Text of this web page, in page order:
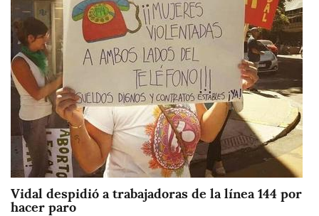
Vidal despidió a trabajadoras de la línea 144 por
hacer paro